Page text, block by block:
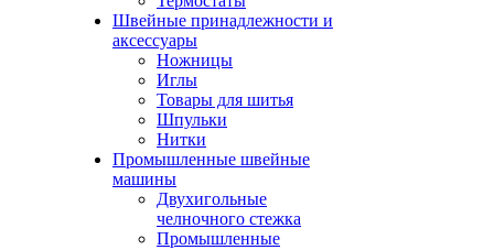
Швейные принадлежности и
аксессуары
Ножницы
Иглы
Товары для шитья
Шпульки
Нитки
Промышленные швейные
машины
Двухигольные
челночного стежка
Промышленные